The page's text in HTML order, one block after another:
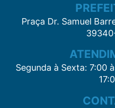
Praça Dr. Samuel
Segunda à Sexta: 7:00